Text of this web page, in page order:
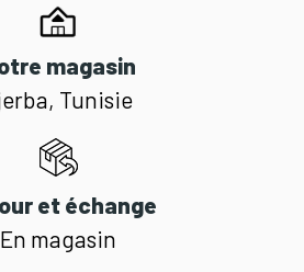
magasin
Tunisie
et échange
En magasin